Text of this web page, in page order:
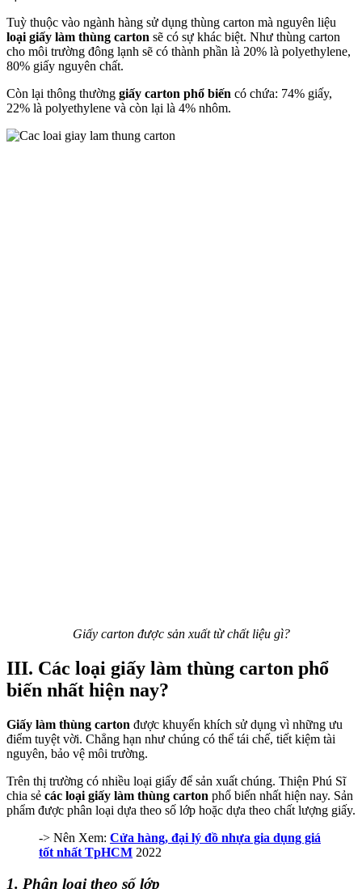
Tuỳ thuộc vào ngành hàng sử dụng thùng carton mà nguyên liệu
loại giấy làm thùng carton sẽ có sự khác biệt. Như thùng carton
cho môi trường đông lạnh sẽ có thành phần là 20% là polyethylene,
80% giấy nguyên chất.
Còn lại thông thường giấy carton phổ biến có chứa: 74% giấy,
22% là polyethylene và còn lại là 4% nhôm.
Giấy carton được sản xuất từ chất liệu gì?
III. Các loại giấy làm thùng carton phổ
biến nhất hiện nay?
Giấy làm thùng carton được khuyến khích sử dụng vì những ưu
điểm tuyệt vời. Chẳng hạn như chúng có thể tái chế, tiết kiệm tài
nguyên, bảo vệ môi trường.
Trên thị trường có nhiều loại giấy để sản xuất chúng. Thiện Phú Sĩ
chia sẻ các loại giấy làm thùng carton phổ biến nhất hiện nay. Sản
phẩm được phân loại dựa theo số lớp hoặc dựa theo chất lượng giấy.
-> Nên Xem: Cửa hàng, đại lý đồ nhựa gia dụng giá
tốt nhất TpHCM 2022
1. Phân loại theo số lớp